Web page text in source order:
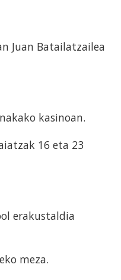
Juan Batailatzailea
kasinoan.
16 eta 23
erakustaldia
meza.